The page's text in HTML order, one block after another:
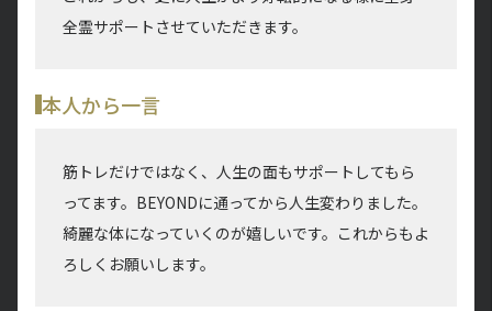
全霊サポートさせていただきます。
本人から一言
筋トレだけではなく、人生の面もサポートしてもら
ってます。BEYONDに通ってから人生変わりました。
綺麗な体になっていくのが嬉しいです。これからもよ
ろしくお願いします。